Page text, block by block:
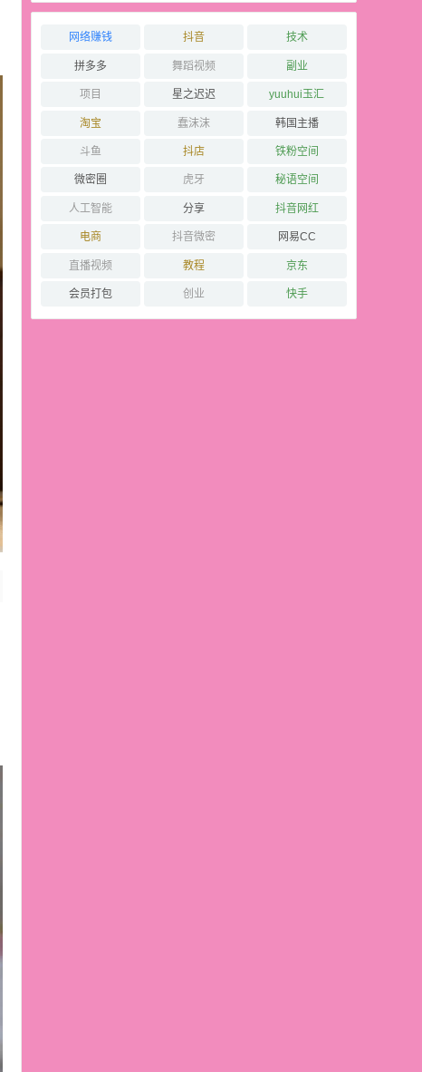
网络赚钱 抖音 技术
拼多多 舞蹈视频 副业
项目 星之迟迟 yuuhui玉汇
淘宝 蠢沫沫 韩国主播
斗鱼 抖店 铁粉空间
微密圈 虎牙 秘语空间
人工智能 分享 抖音网红
电商 抖音微密 网易CC
直播视频 教程 京东
会员打包 创业 快手